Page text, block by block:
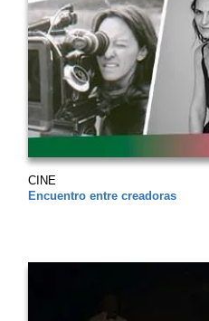
CINE
Encuentro entre creadoras